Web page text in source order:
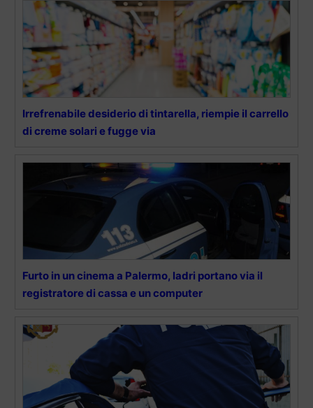
Irrefrenabile desiderio di tintarella, riempie il carrello
di creme solari e fugge via
Furto in un cinema a Palermo, ladri portano via il
registratore di cassa e un computer